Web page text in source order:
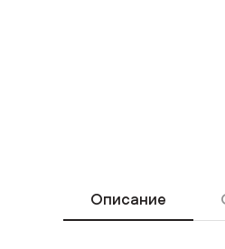
Описание